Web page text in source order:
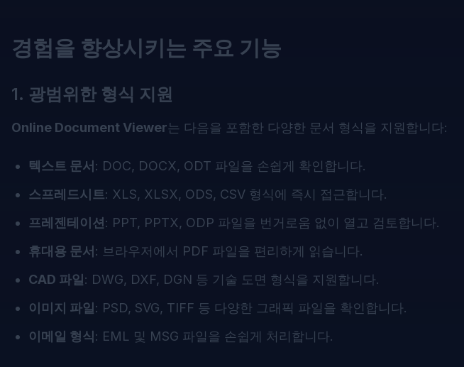
경험을 향상시키는 주요 기능
1. 광범위한 형식 지원
Online Document Viewer는 다음을 포함한 다양한 문서 형식을 지원합니다:
텍스트 문서 : DOC, DOCX, ODT 파일을 손쉽게 확인합니다.
스프레드시트: XLS, XLSX, ODS, CSV 형식에 즉시 접근합니다.
프레젠테이션 : PPT, PPTX, ODP 파일을 번거로움 없이 열고 검토합니다.
휴대용 문서 : 브라우저에서 PDF 파일을 편리하게 읽습니다.
CAD 파일 : DWG, DXF, DGN 등 기술 도면 형식을 지원합니다.
이미지 파일 : PSD, SVG, TIFF 등 다양한 그래픽 파일을 확인합니다.
이메일 형식 : EML 및 MSG 파일을 손쉽게 처리합니다.